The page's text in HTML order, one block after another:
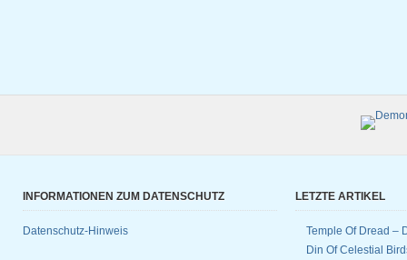
INFORMATIONEN ZUM DATENSCHUTZ
Datenschutz-Hinweis
LETZTE ARTIKEL
Temple Of Dread –
Din Of Celestial